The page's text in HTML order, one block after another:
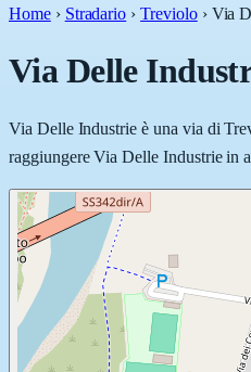
Home › Stradario › Treviolo › Via
Via Delle
Via Delle Industrie è una via di
raggiungere Via Delle Industrie in